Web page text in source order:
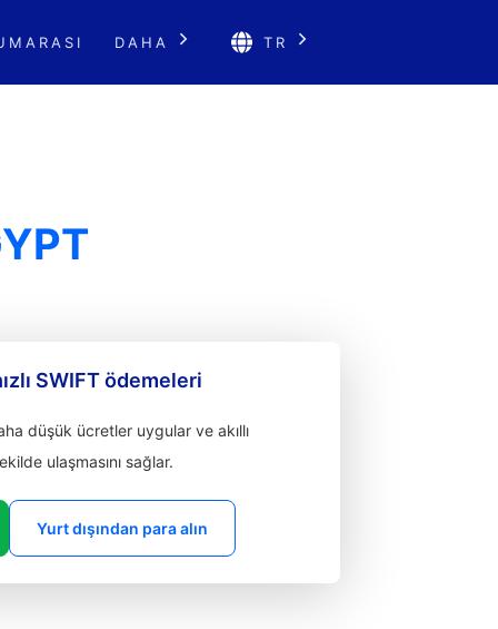
DAHA TR
SWIFT ödemeleri
düşük ücretler uygular ve akıllı
ulaşmasını sağlar.
Yurt dışından para alın